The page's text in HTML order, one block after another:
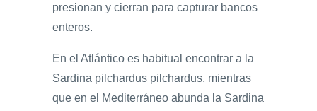
presionan y cierran para capturar bancos
enteros.
En el Atlántico es habitual encontrar a la
Sardina pilchardus pilchardus, mientras
que en el Mediterráneo abunda la Sardina